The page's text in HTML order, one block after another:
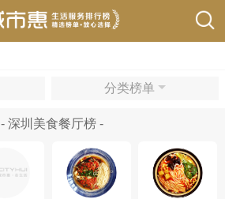
分类榜单
- 深圳美食餐厅榜 -